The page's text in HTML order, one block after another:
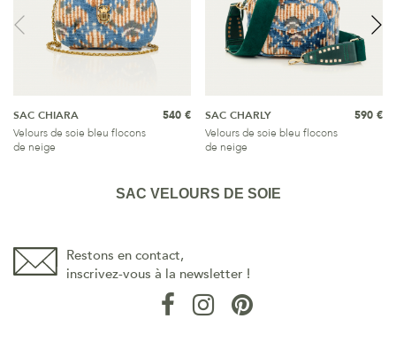
SAC CHIARA
Velours de soie bleu flocons
de neige
540 €
SAC CHARLY
Velours de soie bleu flocons
de neige
590 €
SAC VELOURS DE SOIE
Restons en contact,
inscrivez-vous à la newsletter !